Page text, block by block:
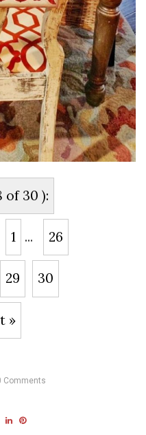
of 30 ):
1 ... 26
29 30
»
Comments